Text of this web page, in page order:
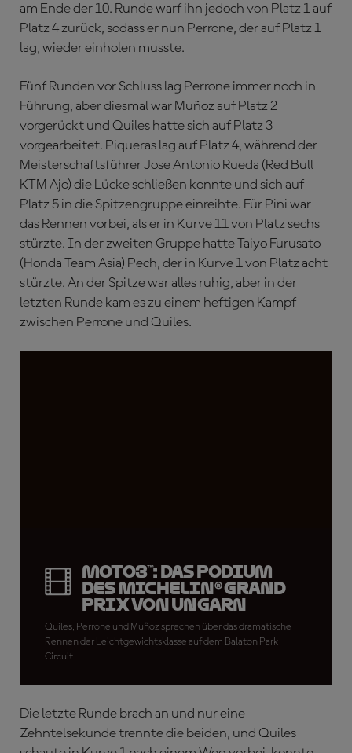
am Ende der 10. Runde warf ihn jedoch von Platz 1 auf
Platz 4 zurück, sodass er nun Perrone, der auf Platz 1
lag, wieder einholen musste.
Fünf Runden vor Schluss lag Perrone immer noch in
Führung, aber diesmal war Muñoz auf Platz 2
vorgerückt und Quiles hatte sich auf Platz 3
vorgearbeitet. Piqueras lag auf Platz 4, während der
Meisterschaftsführer Jose Antonio Rueda (Red Bull
KTM Ajo) die Lücke schließen konnte und sich auf
Platz 5 in die Spitzengruppe einreihte. Für Pini war
das Rennen vorbei, als er in Kurve 11 von Platz sechs
stürzte. In der zweiten Gruppe hatte Taiyo Furusato
(Honda Team Asia) Pech, der in Kurve 1 von Platz acht
stürzte. An der Spitze war alles ruhig, aber in der
letzten Runde kam es zu einem heftigen Kampf
zwischen Perrone und Quiles.
Moto3™: Das Podium
des Michelin® Grand
Prix von Ungarn
Quiles, Perrone und Muñoz sprechen über das dramatische
Rennen der Leichtgewichtsklasse auf dem Balaton Park
Circuit
Die letzte Runde brach an und nur eine
Zehntelsekunde trennte die beiden, und Quiles